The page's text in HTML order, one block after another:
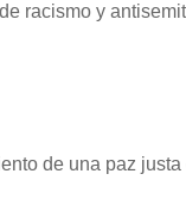
racismo y
de una paz